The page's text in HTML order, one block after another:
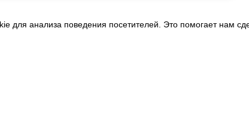
для анализа поведения посетителей. Это помогает нам